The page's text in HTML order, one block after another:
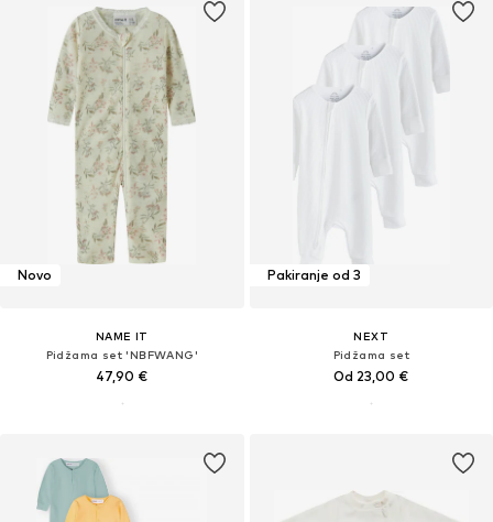
Novo
NAME IT
Pidžama set 'NBFWANG'
47,90 €
Pakiranje od 3
NEXT
Pidžama set
Od 23,00 €